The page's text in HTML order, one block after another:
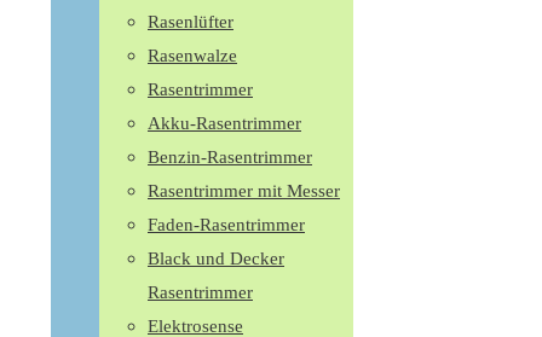
Rasenlüfter
Rasenwalze
Rasentrimmer
Akku-Rasentrimmer
Benzin-Rasentrimmer
Rasentrimmer mit Messer
Faden-Rasentrimmer
Black und Decker
Rasentrimmer
Elektrosense